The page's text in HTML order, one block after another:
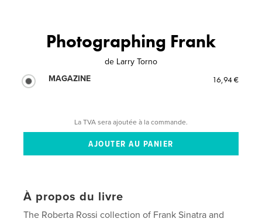
Photographing Frank
de Larry Torno
MAGAZINE
16,94 €
La TVA sera ajoutée à la commande.
À propos du livre
The Roberta Rossi collection of Frank Sinatra and